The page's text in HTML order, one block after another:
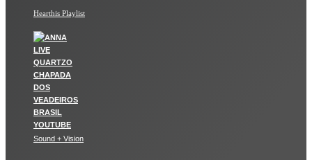
Hearthis Playlist
Sound + Vision